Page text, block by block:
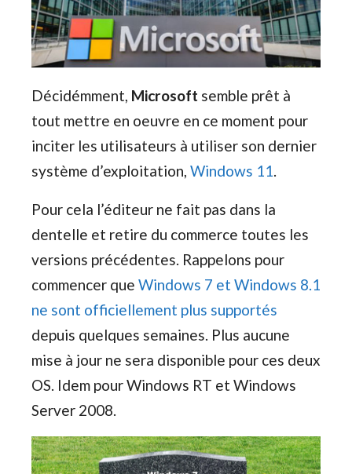
Décidémment, Microsoft semble prêt à
tout mettre en oeuvre en ce moment pour
inciter les utilisateurs à utiliser son dernier
système d’exploitation, Windows 11.
Pour cela l’éditeur ne fait pas dans la
dentelle et retire du commerce toutes les
versions précédentes. Rappelons pour
commencer que Windows 7 et Windows 8.1
ne sont officiellement plus supportés
depuis quelques semaines. Plus aucune
mise à jour ne sera disponible pour ces deux
OS. Idem pour Windows RT et Windows
Server 2008.